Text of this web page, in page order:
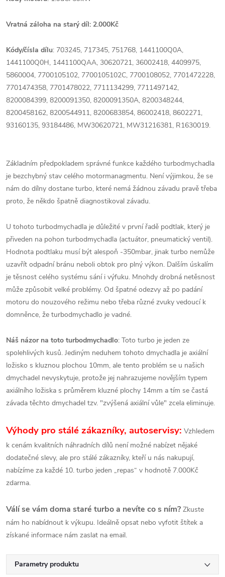
Vratná záloha na starý díl: 2.000Kč
Kódy/čísla dílu: 703245, 717345, 751768, 1441100Q0A,
1441100Q0H, 1441100QAA, 30620721, 36002418, 4409975,
5860004, 7700105102, 7700105102C, 7700108052, 7701472228,
7701474358, 7701478022, 7711134299, 7711497142,
8200084399, 8200091350, 8200091350A, 8200348244,
8200458162, 8200544911, 8200683854, 86002418, 8602271,
93160135, 93184486, MW30620721, MW31216381, R1630019.
Základním předpokladem správné funkce každého turbodmychadla
je bezchybný stav celého motormanagmentu. Není výjimkou, že se
nám do dílny dostane turbo, které nemá žádnou závadu pravě třeba
proto, že někdo špatně diagnostikoval závadu.
U tohoto turbodmychadla je důležité v první řadě podtlak, který je
přiveden na pohon turbodmychadla (actuátor, pneumatický ventil).
Hodnota podtlaku musí být alespoň -350mbar, jinak turbo nemůže
uzavřít odpadní bránu neboli obtok pro plný výkon. Dalším úskalím
je těsnost celého systému sání i výfuku. Mnohdy drobná netěsnost
může způsobit velké problémy. Od špatné odezvy až po padání
motoru do nouzového režimu nebo třeba různé zvuky vedoucí k
domněnce, že turbodmychadlo je vadné.
Náš názor na toto turbodmychadlo: Toto turbo je jeden ze
spolehlivých kusů. Jediným neduhem tohoto dmychadla je axiální
ložisko s kluznou plochou 10mm, ale tento problém se u našich
dmychadel nevyskytuje, protože jej nahrazujeme novějším typem
axiálního ložiska s průměrem kluzné plochy 14mm a tím se častá
závada těchto dmychadel tzv. "zvýšená axiální vůle" zcela eliminuje.
Výhody pro stálé zákazníky, autoservisy: Vzhledem
k cenám kvalitních náhradních dílů není možné nabízet nějaké
dodatečné slevy, ale pro stálé zákazníky, kteří u nás nakupují,
nabízíme za každé 10. turbo jeden „repas“ v hodnotě 7.000Kč
zdarma.
Válí se vám doma staré turbo a nevíte co s ním? Zkuste
nám ho nabídnout k výkupu. Ideálně opsat nebo vyfotit štítek a
získané informace nám zaslat na email.
Parametry produktu